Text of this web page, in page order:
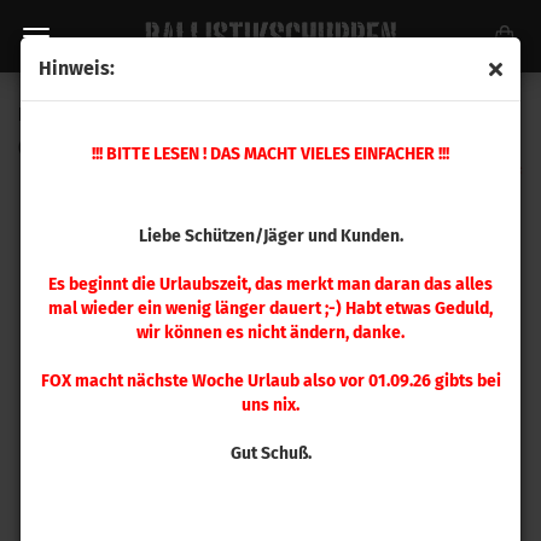
Hinweis:
!!! BITTE LESEN ! DAS MACHT VIELES EINFACHER !!!
Liebe Schützen/Jäger und Kunden.
Es beginnt die Urlaubszeit, das merkt man daran das alles
mal wieder ein wenig länger dauert ;-) Habt etwas Geduld,
wir können es nicht ändern, danke.
FOX macht nächste Woche Urlaub also vor 01.09.26 gibts bei
uns nix.
Gut Schuß.
050111)